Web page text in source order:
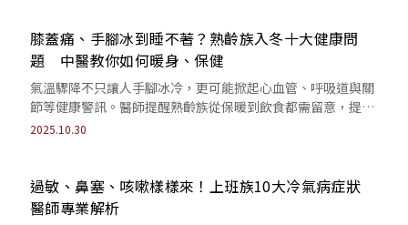
膝蓋痛、手腳冰到睡不著？熟齡族入冬十大健康問
題 中醫教你如何暖身、保健
氣溫驟降不只讓人手腳冰冷，更可能掀起心血管、呼吸道與關
節等健康警訊。醫師提醒熟齡族從保暖到飲食都需留意，提早
防範寒冬危機。
2025.10.30
過敏、鼻塞、咳嗽樣樣來！上班族10大冷氣病症狀
醫師專業解析